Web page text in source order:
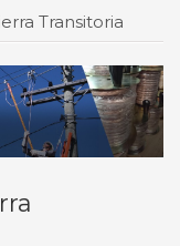
Transitoria